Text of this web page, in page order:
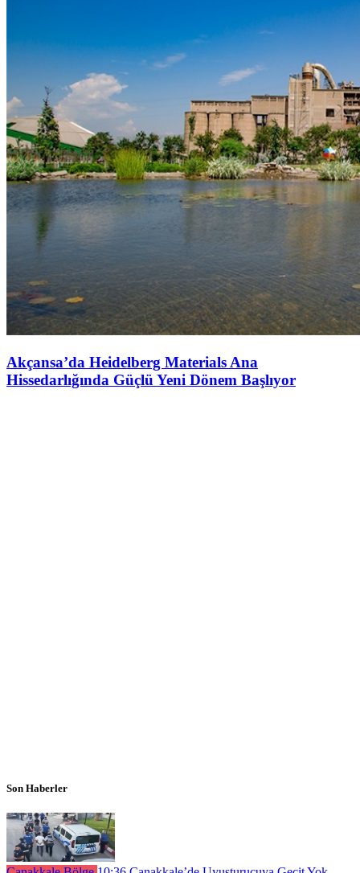
Akçansa’da Heidelberg Materials Ana
Hissedarlığında Güçlü Yeni Dönem Başlıyor
Son Haberler